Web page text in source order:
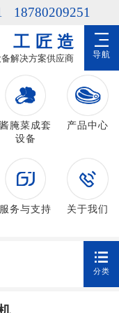
18780209251
工匠造
解决方案供应商 导航
酱腌菜成套
设备
产品中心
服务与支持 关于我们
分类